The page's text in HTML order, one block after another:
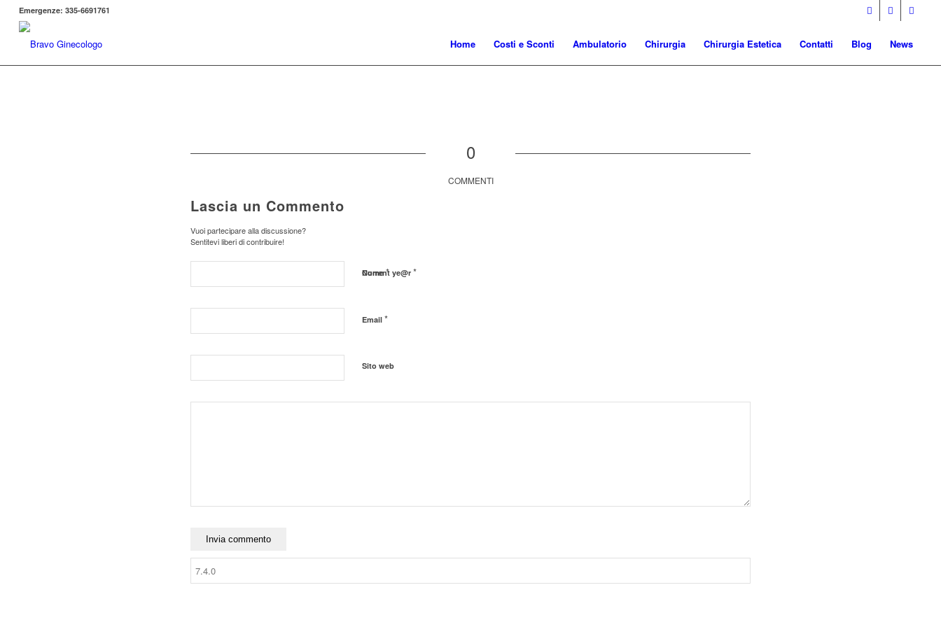
Emergenze: 335-6691761
Home Costi e Sconti Ambulatorio Chirurgia Chirurgia Estetica Contatti Blog News
0
COMMENTI
Lascia un Commento
Vuoi partecipare alla discussione?
Sentitevi liberi di contribuire!
Nome*
Email *
Sito web
Current ye@r *